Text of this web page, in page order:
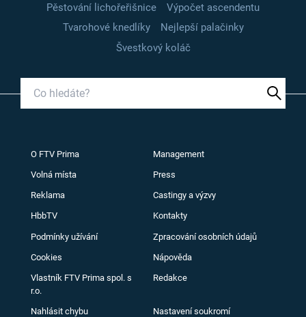
Pěstování lichořeřišnice
Výpočet ascendentu
Tvarohové knedlíky
Nejlepší palačinky
Švestkový koláč
O FTV Prima Management
Volná místa Press
Reklama Castingy a výzvy
HbbTV Kontakty
Podmínky užívání Zpracování osobních údajů
Cookies Nápověda
Vlastník FTV Prima spol. s
r.o.
Redakce
Nahlásit chybu Nastavení soukromí